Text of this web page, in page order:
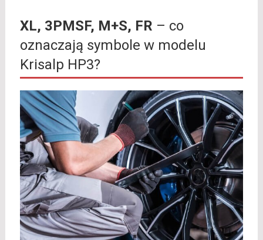
XL, 3PMSF, M+S, FR – co
oznaczają symbole w modelu
Krisalp HP3?